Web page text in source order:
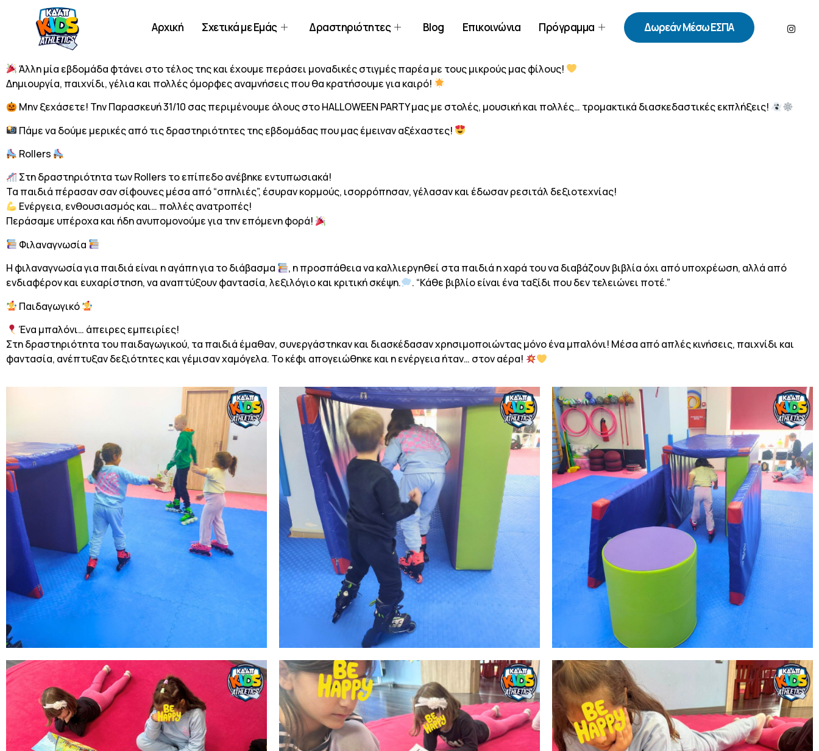
Αρχική Σχετικά με Εμάς Δραστηριότητες Blog Επικοινώνια Πρόγραμμα Δωρεάν Μέσω ΕΣΠΑ
Άλλη μία εβδομάδα φτάνει στο τέλος της και έχουμε περάσει μοναδικές στιγμές παρέα με τους μικρούς μας φίλους!
Δημιουργία, παιχνίδι, γέλια και πολλές όμορφες αναμνήσεις που θα κρατήσουμε για καιρό!
Μην ξεχάσετε! Την Παρασκευή 31/10 σας περιμένουμε όλους στο HALLOWEEN PARTY μας με στολές, μουσική και πολλές… τρομακτικά διασκεδαστικές εκπλήξεις!
Πάμε να δούμε μερικές από τις δραστηριότητες της εβδομάδας που μας έμειναν αξέχαστες!
Rollers
Στη δραστηριότητα των Rollers το επίπεδο ανέβηκε εντυπωσιακά!
Τα παιδιά πέρασαν σαν σίφουνες μέσα από “σπηλιές”, έσυραν κορμούς, ισορρόπησαν, γέλασαν και έδωσαν ρεσιτάλ δεξιοτεχνίας!
Ενέργεια, ενθουσιασμός και… πολλές ανατροπές!
Περάσαμε υπέροχα και ήδη ανυπομονούμε για την επόμενη φορά!
Φιλαναγνωσία
Η φιλαναγνωσία για παιδιά είναι η αγάπη για το διάβασμα
, η προσπάθεια να καλλιεργηθεί στα παιδιά η χαρά του να διαβάζουν βιβλία όχι από υποχρέωση, αλλά από
ενδιαφέρον και ευχαρίστηση, να αναπτύξουν φαντασία, λεξιλόγιο και κριτική σκέψη.
. “Κάθε βιβλίο είναι ένα ταξίδι που δεν τελειώνει ποτέ.”
Παιδαγωγικό
Ένα μπαλόνι… άπειρες εμπειρίες!
Στη δραστηριότητα του παιδαγωγικού, τα παιδιά έμαθαν, συνεργάστηκαν και διασκέδασαν χρησιμοποιώντας μόνο ένα μπαλόνι! Μέσα από απλές κινήσεις, παιχνίδι και
φαντασία, ανέπτυξαν δεξιότητες και γέμισαν χαμόγελα. Το κέφι απογειώθηκε και η ενέργεια ήταν… στον αέρα!